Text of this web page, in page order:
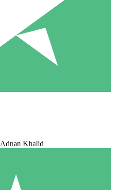
Adnan Khalid